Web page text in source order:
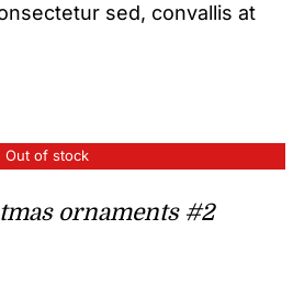
sed, convallis at
Out of stock
ornaments #2